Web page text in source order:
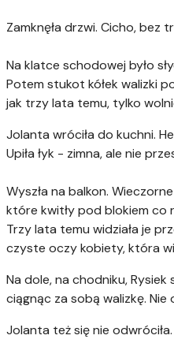
Zamknęła drzwi. Cicho, bez
Na klatce schodowej było
Potem stukot kółek walizki
jak trzy lata temu, tylko
Jolanta wróciła do kuchni.
Upiła łyk - zimna, ale nie
Wyszła na balkon.
które kwitły pod blokiem co
Trzy lata temu widziała je
czyste oczy kobiety, która
Na dole, na chodniku,
ciągnąc za sobą walizkę. Nie
Jolanta też się nie odwróciła.